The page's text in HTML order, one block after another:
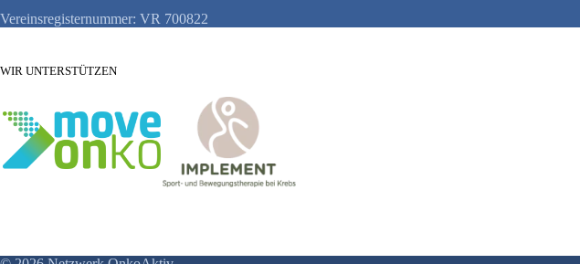
Vereinsregisternummer: VR 700822
WIR UNTERSTÜTZEN